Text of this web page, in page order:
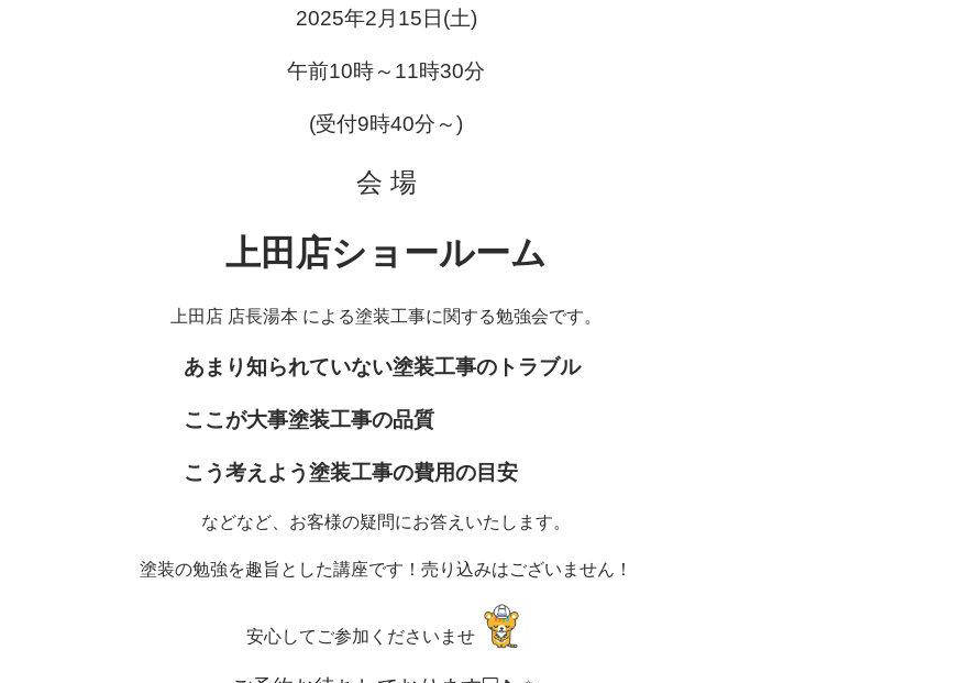
2025年2月15日(土)
午前10時～11時30分
(受付9時40分～)
会 場
上田店ショールーム
上田店 店長湯本 による塗装工事に関する勉強会です。
あまり知られていない塗装工事のトラブル
ここが大事塗装工事の品質
こう考えよう塗装工事の費用の目安
などなど、お客様の疑問にお答えいたします。
塗装の勉強を趣旨とした講座です！売り込みはございません！
安心してご参加くださいませ